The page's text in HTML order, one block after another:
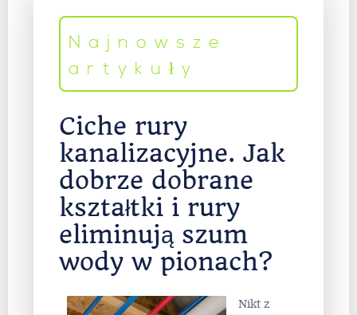
Najnowsze
artykuły
Ciche rury
kanalizacyjne. Jak
dobrze dobrane
kształtki i rury
eliminują szum
wody w pionach?
Nikt z